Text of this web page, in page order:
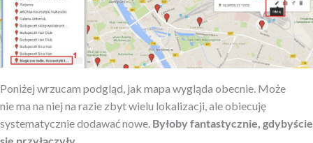
Poniżej wrzucam podgląd, jak mapa wygląda obecnie. Może
nie ma na niej na razie zbyt wielu lokalizacji, ale obiecuję
systematycznie dodawać nowe. Byłoby fantastycznie, gdybyście
się przyłączyły.